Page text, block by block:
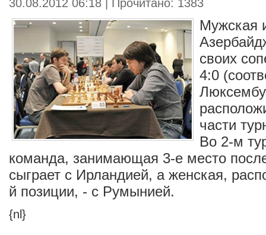
30.08.2012 06:18 | Прочитано: 1383
Мужская
своих
4:0
части
Во 2-м
команда, занимающая 3-е место
сыграет с Ирландией, а женская,
й позиции, - с Румынией.
{nl}